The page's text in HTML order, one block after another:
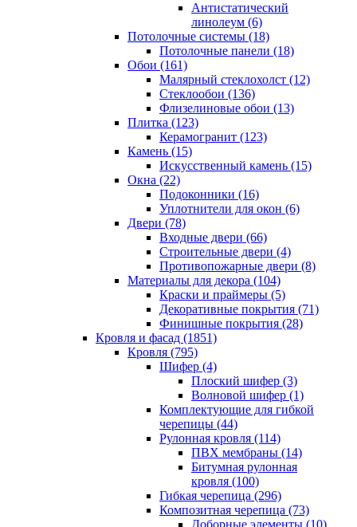
Антистатический
линолеум (6)
Потолочные системы (18)
Потолочные панели (18)
Обои (161)
Малярный стеклохолст (12)
Стеклообои (136)
Флизелиновые обои (13)
Плитка (123)
Керамогранит (123)
Камень (15)
Искусственный камень (15)
Окна (22)
Подоконники (16)
Уплотнители для окон (6)
Двери (78)
Входные двери (66)
Строительные двери (4)
Противопожарные двери (8)
Материалы для декора (104)
Краски и праймеры (5)
Декоративные покрытия (71)
Финишные покрытия (28)
Кровля и фасад (1851)
Кровля (795)
Шифер (4)
Плоский шифер (3)
Волновой шифер (1)
Комплектующие для гибкой
черепицы (44)
Рулонная кровля (114)
ПВХ мембраны (14)
Битумная рулонная
кровля (100)
Гибкая черепица (296)
Композитная черепица (73)
Доборные элементы (10)